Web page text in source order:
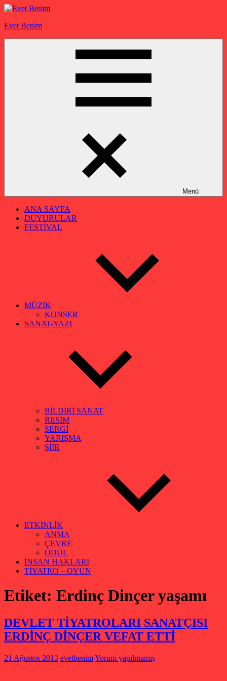
İçeriğe
Evet Benim
Menü
ANA SAYFA
DUYURULAR
FESTİVAL
MÜZİK
KONSER
SANAT-YAZI
BİLDİRİ SANAT
RESİM
SERGİ
YARIŞMA
ŞİİR
ETKİNLİK
ANMA
ÇEVRE
ÖDÜL
İNSAN HAKLARI
TİYATRO – OYUN
Etiket: Erdinç Dinçer yaşamı
DEVLET TİYATROLARI SANATÇISI
ERDİNÇ DİNÇER VEFAT ETTİ
21 Ağustos 2013 evetbenimYorum yapılmamış